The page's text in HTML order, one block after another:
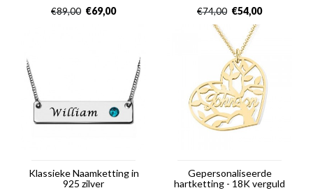
€89,00 €69,00 €74,00 €54,00
Klassieke Naamketting in
925 zilver
Gepersonaliseerde
hartketting - 18K verguld